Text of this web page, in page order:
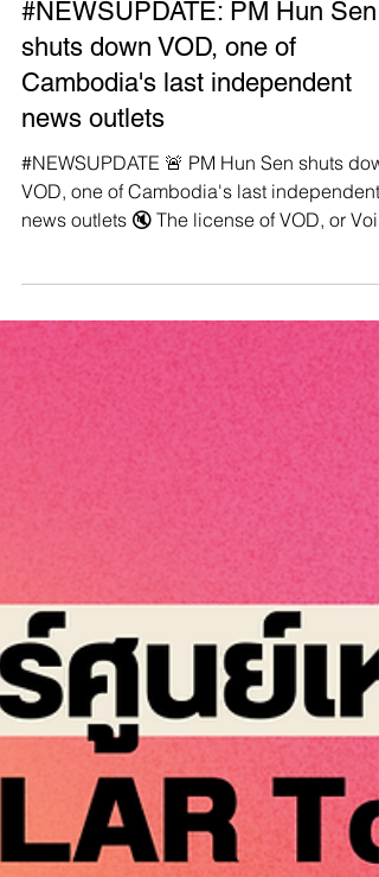
Manushya Foundation
Feb 14, 2023
#NEWSUPDATE: PM Hun Sen
shuts down VOD, one of
Cambodia's last independent
news outlets
news outlets 🔇 The license of VOD, or
of Democracy,...